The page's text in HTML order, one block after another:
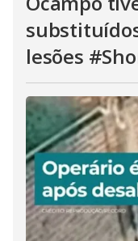
lesões